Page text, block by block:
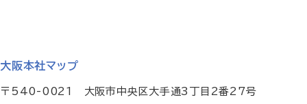
大阪本社マップ
〒540-0021 大阪市中央区大手通3丁目2番27号